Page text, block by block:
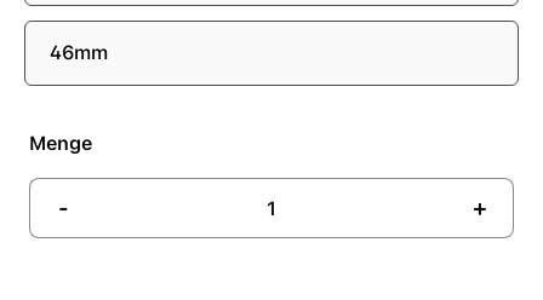
46mm
Menge
- +